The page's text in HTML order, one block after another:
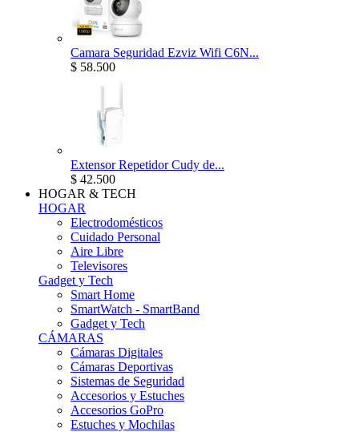
Camara Seguridad Ezviz Wifi C6N...
$ 58.500
Extensor Repetidor Cudy de...
$ 42.500
HOGAR & TECH
HOGAR
Electrodomésticos
Cuidado Personal
Aire Libre
Televisores
Gadget y Tech
Smart Home
SmartWatch - SmartBand
Gadget y Tech
CÁMARAS
Cámaras Digitales
Cámaras Deportivas
Sistemas de Seguridad
Accesorios y Estuches
Accesorios GoPro
Estuches y Mochilas